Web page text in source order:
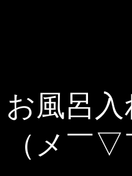
お風呂入
（メ￣▽